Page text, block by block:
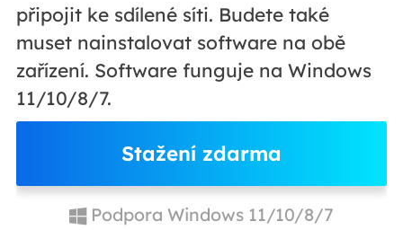
připojit ke sdílené síti. Budete také
muset nainstalovat software na obě
zařízení. Software funguje na Windows
11/10/8/7.
Stažení zdarma
Podpora Windows 11/10/8/7